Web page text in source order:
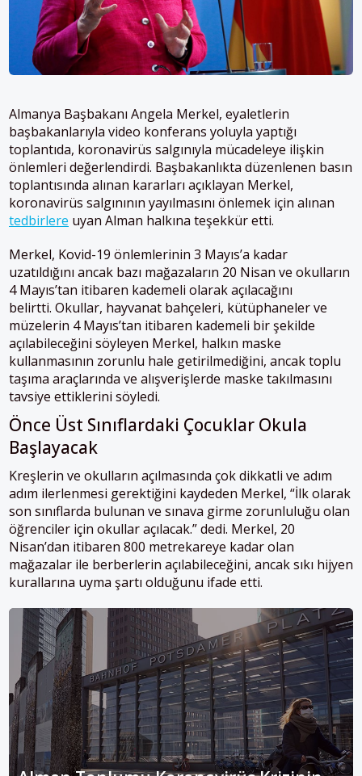
Almanya Başbakanı Angela Merkel, eyaletlerin
başbakanlarıyla video konferans yoluyla yaptığı
toplantıda, koronavirüs salgınıyla mücadeleye ilişkin
önlemleri değerlendirdi. Başbakanlıkta düzenlenen basın
toplantısında alınan kararları açıklayan Merkel,
koronavirüs salgınının yayılmasını önlemek için alınan
tedbirlere uyan Alman halkına teşekkür etti.
Merkel, Kovid-19 önlemlerinin 3 Mayıs’a kadar
uzatıldığını ancak bazı mağazaların 20 Nisan ve okulların
4 Mayıs’tan itibaren kademeli olarak açılacağını
belirtti. Okullar, hayvanat bahçeleri, kütüphaneler ve
müzelerin 4 Mayıs’tan itibaren kademeli bir şekilde
açılabileceğini söyleyen Merkel, halkın maske
kullanmasının zorunlu hale getirilmediğini, ancak toplu
taşıma araçlarında ve alışverişlerde maske takılmasını
tavsiye ettiklerini söyledi.
Önce Üst Sınıflardaki Çocuklar Okula
Başlayacak
Kreşlerin ve okulların açılmasında çok dikkatli ve adım
adım ilerlenmesi gerektiğini kaydeden Merkel, “İlk olarak
son sınıflarda bulunan ve sınava girme zorunluluğu olan
öğrenciler için okullar açılacak.” dedi. Merkel, 20
Nisan’dan itibaren 800 metrekareye kadar olan
mağazalar ile berberlerin açılabileceğini, ancak sıkı hijyen
kurallarına uyma şartı olduğunu ifade etti.